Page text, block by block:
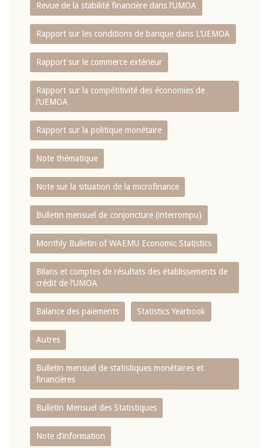
Revue de la stabilité financière dans l‘UMOA
Rapport sur les conditions de banque dans L‘UEMOA
Rapport sur le commerce extérieur
Rapport sur la compétitivité des économies de
l‘UEMOA
Rapport sur la politique monétaire
Note thématique
Note sur la situation de la microfinance
Bulletin mensuel de conjoncture (interrompu)
Monthly Bulletin of WAEMU Economic Statistics
Bilans et comptes de résultats des établissements de
crédit de l‘UMOA
Balance des paiements Statistics Yearbook
Autres
Bulletin mensuel de statistiques monétaires et
financières
Bulletin Mensuel des Statistiques
Note d’information